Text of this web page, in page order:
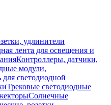
удлинители
лента для освещения и
Контроллеры, датчики,
модули,
светодиодной
Трековые светодиодные
Солнечные